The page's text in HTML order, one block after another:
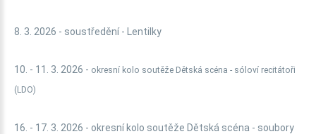
8. 3. 2026 - soustředění - Lentilky
10. - 11. 3. 2026 - okresní kolo soutěže Dětská scéna - sóloví recitátoři
(LDO)
16. - 17. 3. 2026 - okresní kolo soutěže Dětská scéna - soubory